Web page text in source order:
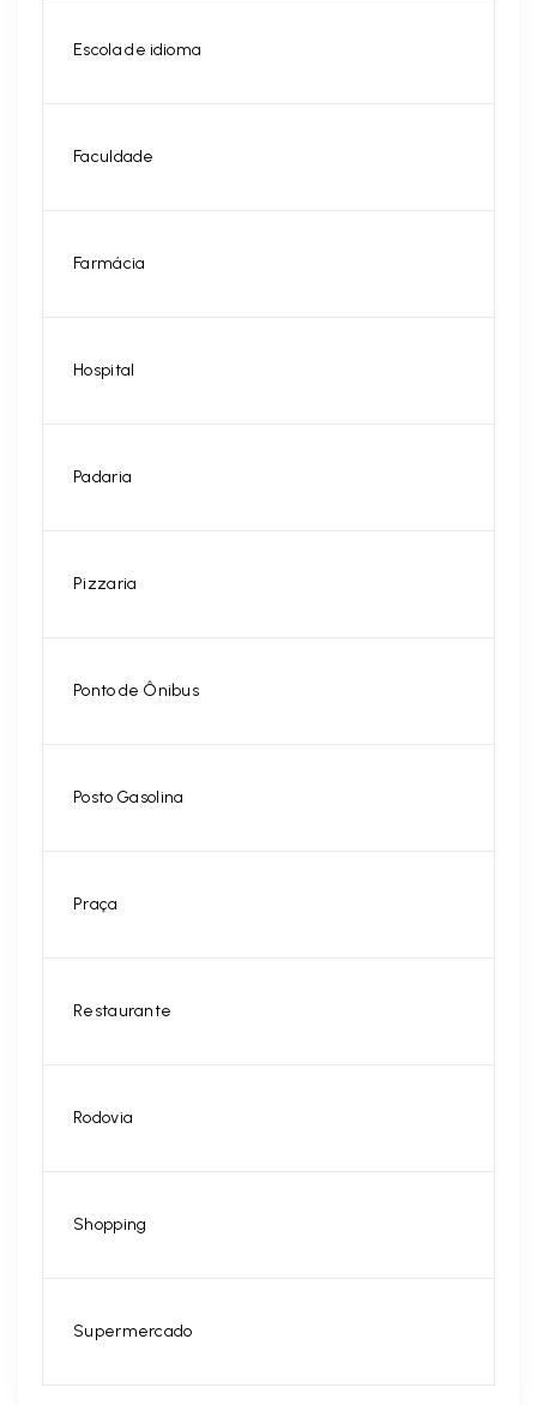
Escola de idioma
Faculdade
Farmácia
Hospital
Padaria
Pizzaria
Ponto de Ônibus
Posto Gasolina
Praça
Restaurante
Rodovia
Shopping
Supermercado